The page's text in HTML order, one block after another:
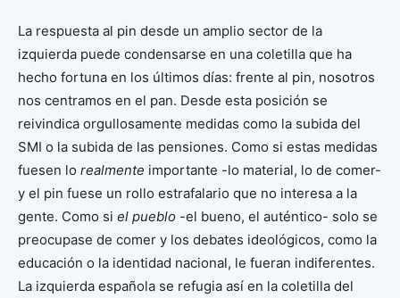
La respuesta al pin desde un amplio sector de la
izquierda puede condensarse en una coletilla que ha
hecho fortuna en los últimos días: frente al pin, nosotros
nos centramos en el pan. Desde esta posición se
reivindica orgullosamente medidas como la subida del
SMI o la subida de las pensiones. Como si estas medidas
fuesen lo realmente importante -lo material, lo de comer-
y el pin fuese un rollo estrafalario que no interesa a la
gente. Como si el pueblo -el bueno, el auténtico- solo se
preocupase de comer y los debates ideológicos, como la
educación o la identidad nacional, le fueran indiferentes.
La izquierda española se refugia así en la coletilla del